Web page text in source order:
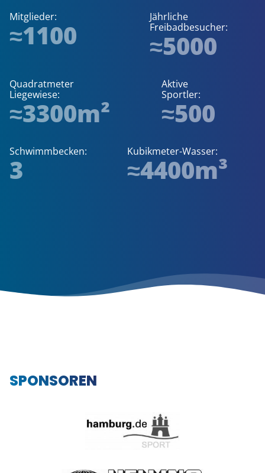
Mitglieder:
≈1100
Jährliche
Freibadbesucher:
≈5000
Quadratmeter
Liegewiese:
≈3300m²
Aktive
Sportler:
≈500
Schwimmbecken:
3
Kubikmeter-Wasser:
≈4400m³
SPONSOREN